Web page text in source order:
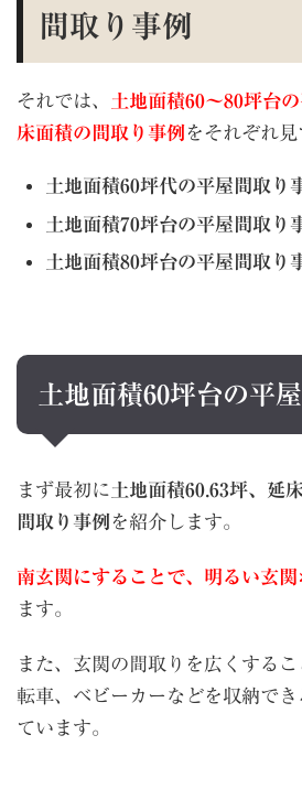
間取り事例
それでは、
土地面積60～80坪台
床面積の間取り事例 をそれぞれ見
土地面積60坪代の平屋間取り
土地面積70坪台の平屋間取り
土地面積80坪台の平屋間取り
土地面積60坪台の平
まず最初に土地面積60.63坪、延
間取り事例 を紹介します。
南玄関にすることで、明るい玄
ます。
また、玄関の間取りを広くする
転車、ベビーカーなどを収納で
ています。